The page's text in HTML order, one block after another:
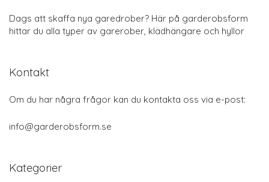
Dags att skaffa nya garedrober? Här på garderobsform
hittar du alla typer av garerober, klädhängare och hyllor
Kontakt
Om du har några frågor kan du kontakta oss via e-post:
info@garderobsform.se
Kategorier